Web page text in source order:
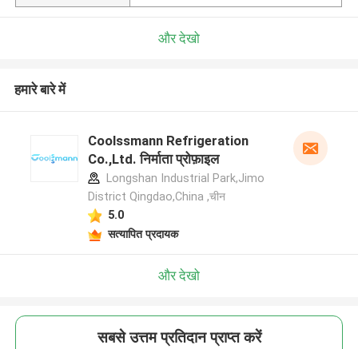
और देखो
हमारे बारे में
Coolssmann Refrigeration
Co.,Ltd. निर्माता प्रोफ़ाइल
Longshan Industrial Park,Jimo
District Qingdao,China ,चीन
5.0
सत्यापित प्रदायक
और देखो
सबसे उत्तम प्रतिदान प्राप्त करें